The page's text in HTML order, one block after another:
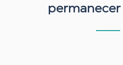
permanecer